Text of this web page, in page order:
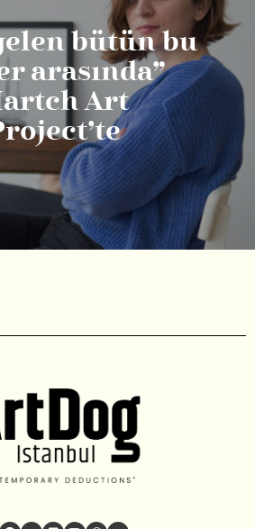
bütün bu
arasında”
Art